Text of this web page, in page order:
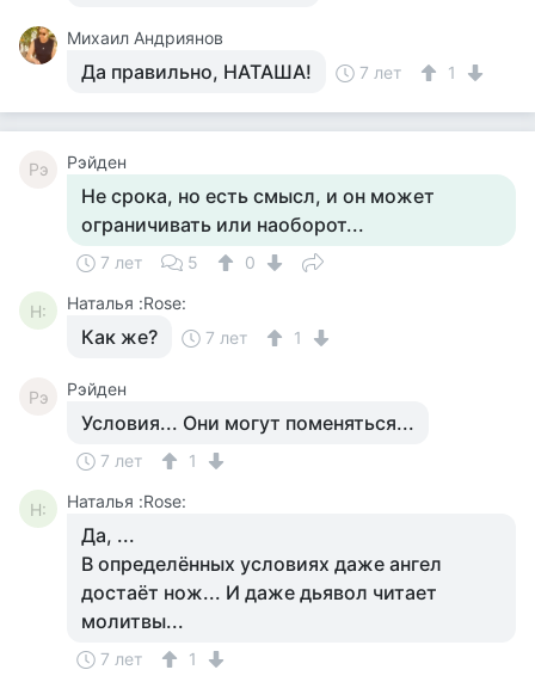
Михаил Андриянов
Да правильно, НАТАША! 7 лет 1
Рэ Рэйден
Не срока, но есть смысл, и он может
ограничивать или наоборот...
7 лет 5 0
Н: Наталья :Rose:
Как же? 7 лет 1
Рэ Рэйден
Условия... Они могут поменяться...
7 лет 1
Н: Наталья :Rose:
Да, ...
В определённых условиях даже ангел
достаёт нож... И даже дьявол читает
молитвы...
7 лет 1